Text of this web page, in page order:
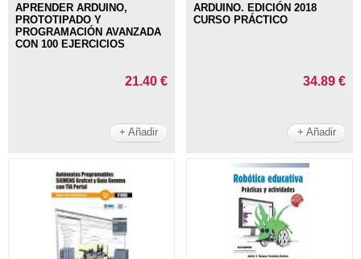
APRENDER ARDUINO,
PROTOTIPADO Y
PROGRAMACIÓN AVANZADA
CON 100 EJERCICIOS
21.40 €
+ Añadir
ARDUINO. EDICIÓN 2018
CURSO PRÁCTICO
34.89 €
+ Añadir